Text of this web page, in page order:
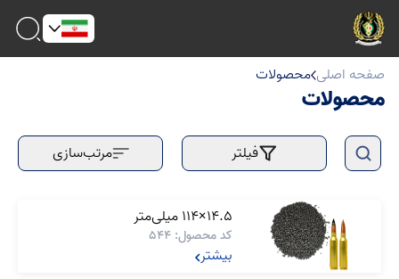
صفحه اصلی محصولات
محصولات
فیلتر مرتب‌سازی
14.5×114 میلی‌متر
کد محصول: 544
بیشتر